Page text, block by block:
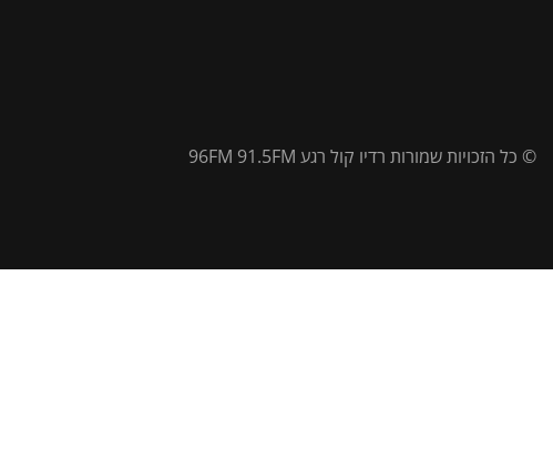
© כל הזכויות שמורות רדיו קול רגע 96FM 91.5FM